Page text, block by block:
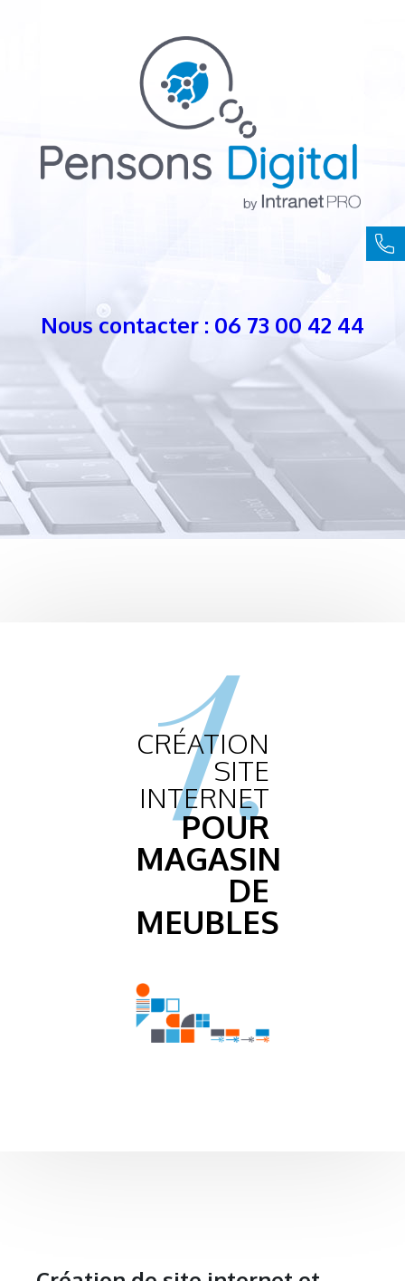
Nous contacter : 06 73 00 42 44
1.
CRÉATION
SITE
INTERNET
POUR
MAGASIN
DE
MEUBLES